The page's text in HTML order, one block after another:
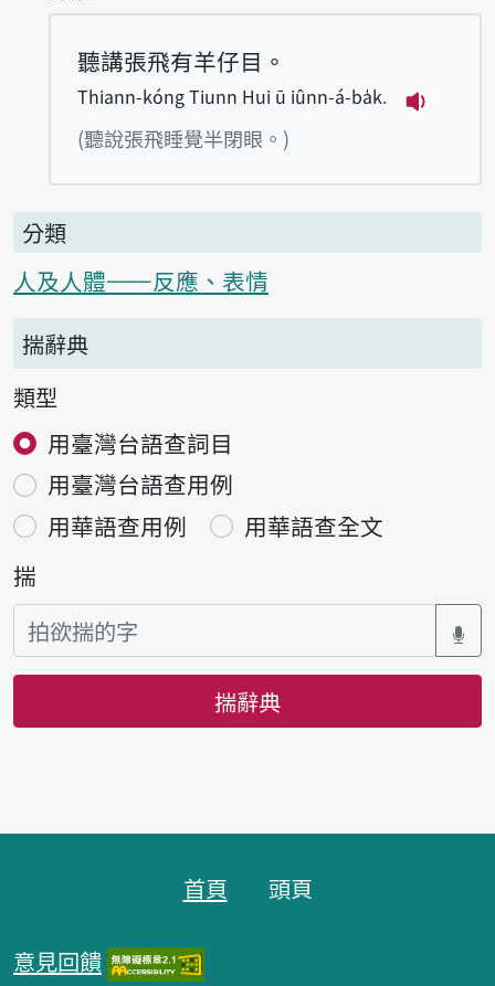
聽講張飛有羊仔目。
Thiann-kóng Tiunn Hui ū iûnn-á-ba̍k.
(聽說張飛睡覺半閉眼。)
分類
人及人體——反應、表情
揣辭典
類型
用臺灣台語查詞目
用臺灣台語查用例
用華語查用例
用華語查全文
揣
揣辭典
首頁 頭頁
意見回饋